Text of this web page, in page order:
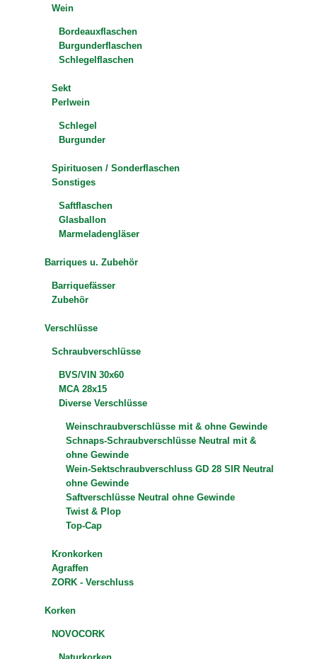
Wein
Bordeauxflaschen
Burgunderflaschen
Schlegelflaschen
Sekt
Perlwein
Schlegel
Burgunder
Spirituosen / Sonderflaschen
Sonstiges
Saftflaschen
Glasballon
Marmeladengläser
Barriques u. Zubehör
Barriquefässer
Zubehör
Verschlüsse
Schraubverschlüsse
BVS/VIN 30x60
MCA 28x15
Diverse Verschlüsse
Weinschraubverschlüsse mit & ohne Gewinde
Schnaps-Schraubverschlüsse Neutral mit &
ohne Gewinde
Wein-Sektschraubverschluss GD 28 SIR Neutral
ohne Gewinde
Saftverschlüsse Neutral ohne Gewinde
Twist & Plop
Top-Cap
Kronkorken
Agraffen
ZORK - Verschluss
Korken
NOVOCORK